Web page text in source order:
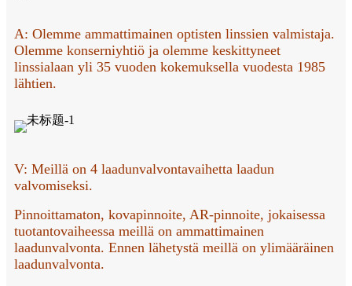
A: Olemme ammattimainen optisten linssien valmistaja.
Olemme konserniyhtiö ja olemme keskittyneet
linssialaan yli 35 vuoden kokemuksella vuodesta 1985
lähtien.
V: Meillä on 4 laadunvalvontavaihetta laadun
valvomiseksi.
Pinnoittamaton, kovapinnoite, AR-pinnoite, jokaisessa
tuotantovaiheessa meillä on ammattimainen
laadunvalvonta. Ennen lähetystä meillä on ylimääräinen
laadunvalvonta.